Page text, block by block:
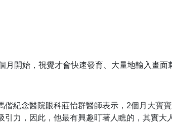
開始，視覺才會快速發育、大量地輸入畫面
紀念醫院眼科莊怡群醫師表示，2個月大寶
力，因此，他最有興趣盯著人瞧的，其實大